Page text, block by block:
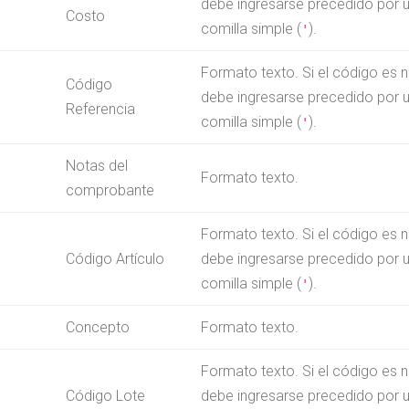
Costo
debe ingresarse precedido por
comilla simple (').
Código
Referencia
Formato texto. Si el código es
debe ingresarse precedido por
comilla simple (').
Notas del
comprobante
Formato texto.
Código Artículo
Formato texto. Si el código es
debe ingresarse precedido por
comilla simple (').
Concepto Formato texto.
Código Lote
Formato texto. Si el código es
debe ingresarse precedido por